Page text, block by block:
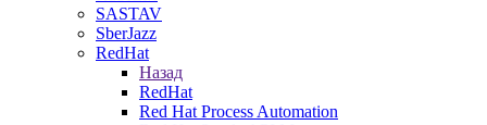
SASTAV
SberJazz
RedHat
Назад
RedHat
Red Hat Process Automation